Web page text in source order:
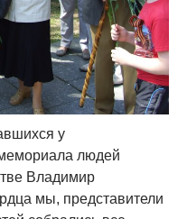
у
мемориала людей
Владимир
мы, представители